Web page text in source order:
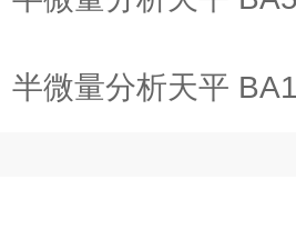
半微量分析天平